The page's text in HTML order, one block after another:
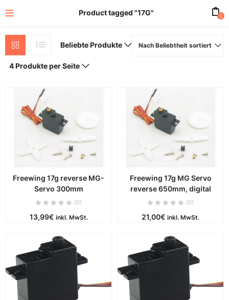
Product tagged "17G" 0
Beliebte Produkte Nach Beliebtheit sortiert
4 Produkte per Seite
Freewing 17g reverse MG-
Servo 300mm
(0)
13,99€ inkl. MwSt.
Freewing 17g MG Servo
reverse 650mm, digital
(0)
21,00€ inkl. MwSt.